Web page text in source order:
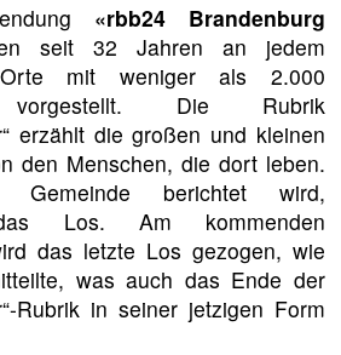
«rbb24 Brandenburg
seit 32 Jahren an jedem
Orte mit weniger als 2.000
vorgestellt. Die Rubrik
erzählt die großen und kleinen
den Menschen, die dort leben.
Gemeinde berichtet wird,
Los. Am kommenden
das letzte Los gezogen, wie
was auch das Ende der
Rubrik in seiner jetzigen Form